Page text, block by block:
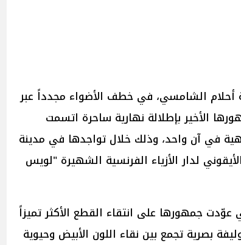
أحلام الشامسي، في خطف الأضواء مجدداً عبر
الأخير بإطلالة نهارية ساحرة اتسمت
في آن واحد، وذلك خلال تواجدها في مدينة
لدار الأزياء الفرنسية الشهيرة "لويس
جمهورها على انتقاء القطع الأكثر تميزاً
بصرية تجمع بين نقاء اللون الأبيض وحيوية